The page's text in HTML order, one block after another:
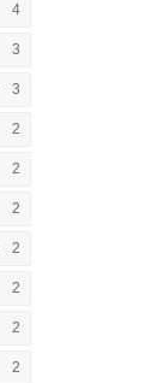
4
3
3
2
2
2
2
2
2
2